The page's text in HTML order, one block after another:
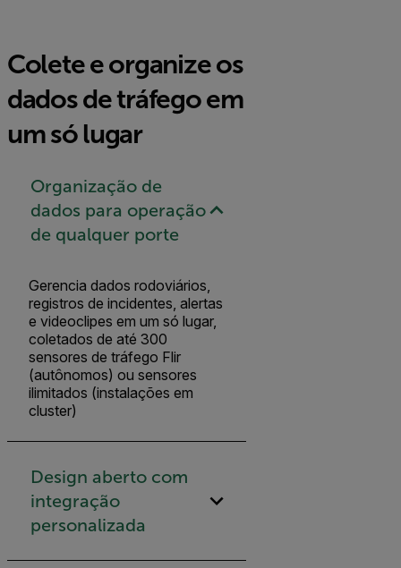
Colete e organize os
dados de tráfego em
um só lugar
Organização de
dados para operação
de qualquer porte
Gerencia dados rodoviários,
registros de incidentes, alertas
e videoclipes em um só lugar,
coletados de até 300
sensores de tráfego Flir
(autônomos) ou sensores
ilimitados (instalações em
cluster)
Design aberto com
integração
personalizada